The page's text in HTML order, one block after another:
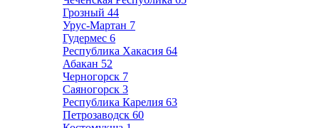
Грозный 44
Урус-Мартан 7
Гудермес 6
Республика Хакасия 64
Абакан 52
Черногорск 7
Саяногорск 3
Республика Карелия 63
Петрозаводск 60